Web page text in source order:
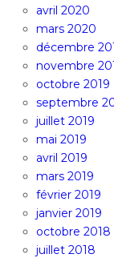
avril 2020
mars 2020
décembre
novembre
octobre 2019
septembre
juillet 2019
mai 2019
avril 2019
mars 2019
février 2019
janvier 2019
octobre 2018
juillet 2018